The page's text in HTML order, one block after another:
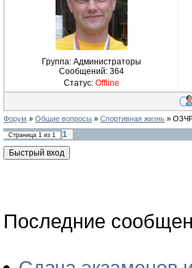
Группа: Администраторы
Сообщений: 364
Статус: Offline
Форум » Общие вопросы » Спортивная жизнь »
Страница 1 из 1 1
Последние